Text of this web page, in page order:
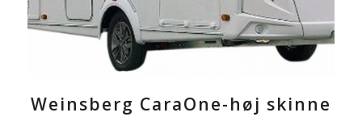
Weinsberg CaraOne-høj skinne